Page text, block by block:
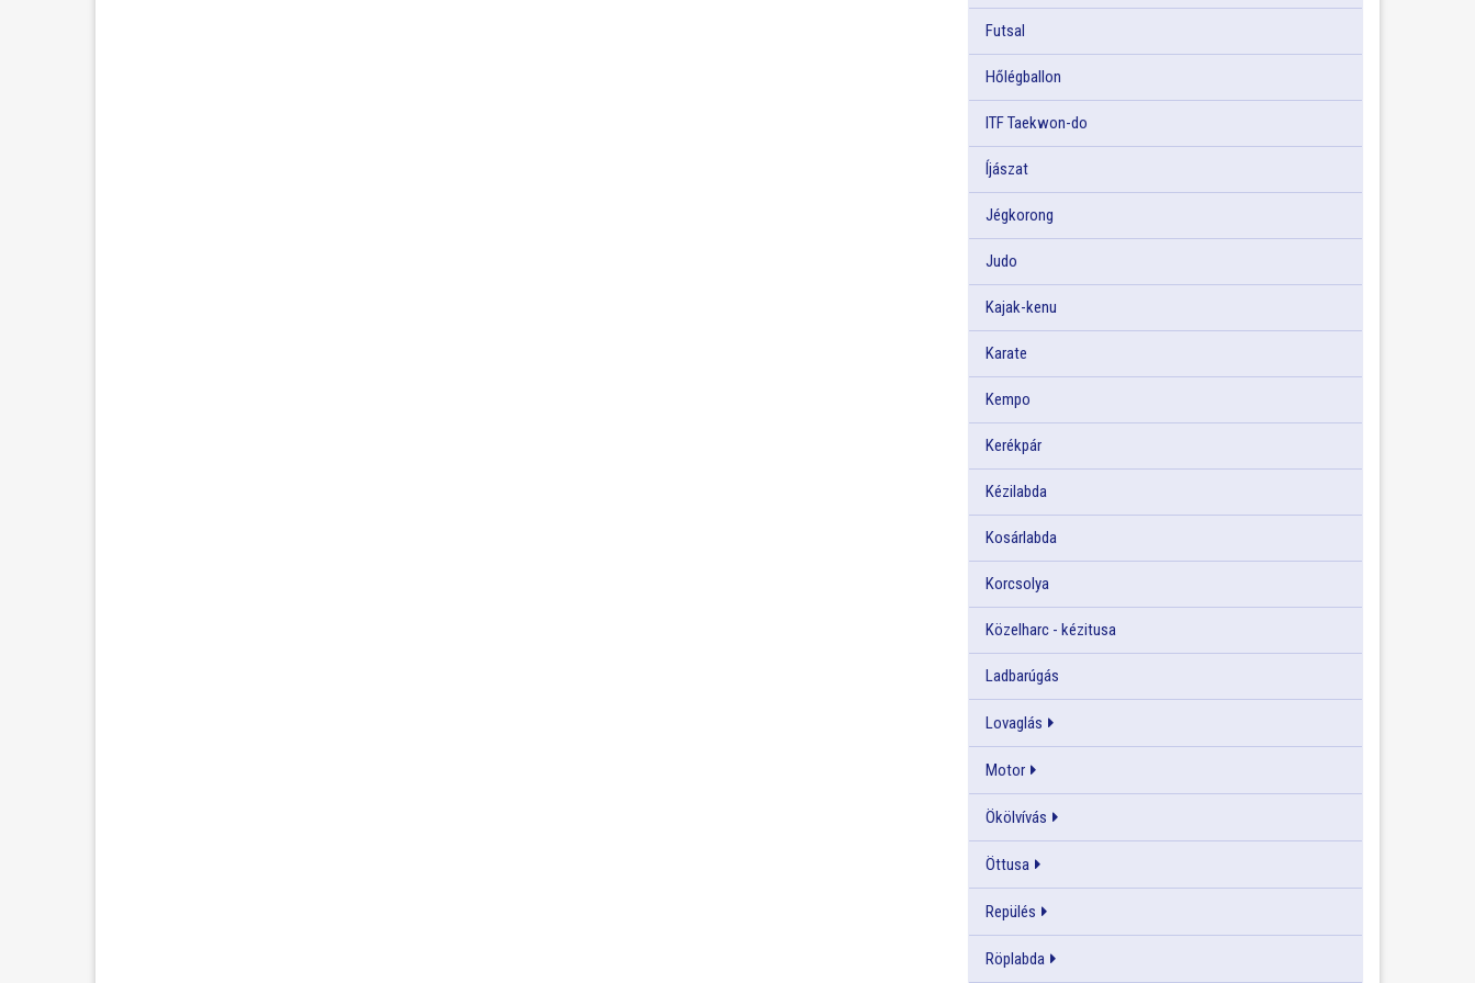
Futsal
Hőlégballon
ITF Taekwon-do
Íjászat
Jégkorong
Judo
Kajak-kenu
Karate
Kempo
Kerékpár
Kézilabda
Kosárlabda
Korcsolya
Közelharc - kézitusa
Ladbarúgás
Lovaglás
Motor
Ökölvívás
Öttusa
Repülés
Röplabda